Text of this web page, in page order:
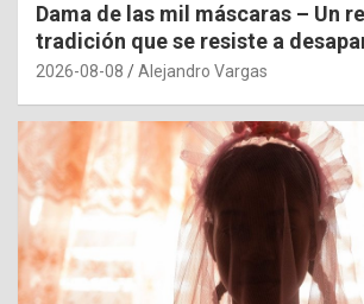
Dama de las mil máscaras – Un
tradición que se resiste a
2026-08-08 Alejandro Vargas